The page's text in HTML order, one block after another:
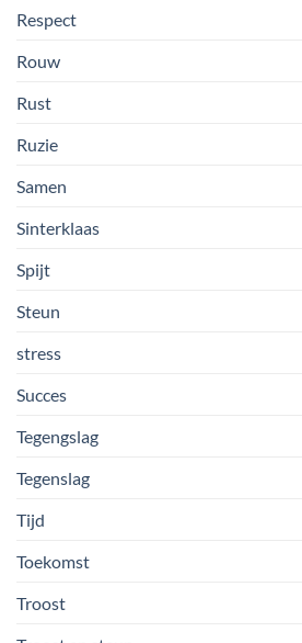
Respect
Rouw
Rust
Ruzie
Samen
Sinterklaas
Spijt
Steun
stress
Succes
Tegengslag
Tegenslag
Tijd
Toekomst
Troost